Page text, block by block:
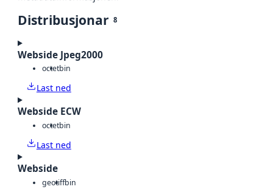
Distribusjonar 8
Webside Jpeg2000
octetbin
Last ned
Webside ECW
octetbin
Last ned
Webside
geotiffbin